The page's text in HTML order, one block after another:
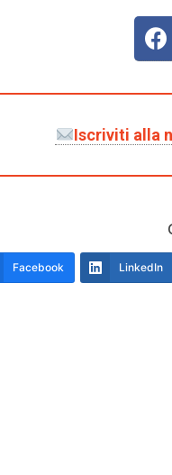
Iscriviti alla
Facebook LinkedIn